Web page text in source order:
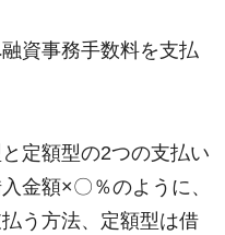
資事務手数料を支払
定額型の2つの支払い
金額×〇％のように、
う方法、定額型は借